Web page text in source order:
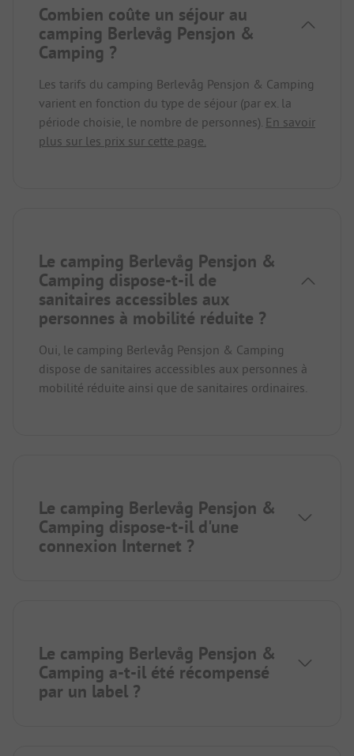
Combien coûte un séjour au
camping Berlevåg Pensjon &
Camping ?
Les tarifs du camping Berlevåg Pensjon & Camping
varient en fonction du type de séjour (par ex. la
période choisie, le nombre de personnes). En savoir
plus sur les prix sur cette page.
Le camping Berlevåg Pensjon &
Camping dispose-t-il de
sanitaires accessibles aux
personnes à mobilité réduite ?
Oui, le camping Berlevåg Pensjon & Camping
dispose de sanitaires accessibles aux personnes à
mobilité réduite ainsi que de sanitaires ordinaires.
Le camping Berlevåg Pensjon &
Camping dispose-t-il d'une
connexion Internet ?
Le camping Berlevåg Pensjon &
Camping a-t-il été récompensé
par un label ?